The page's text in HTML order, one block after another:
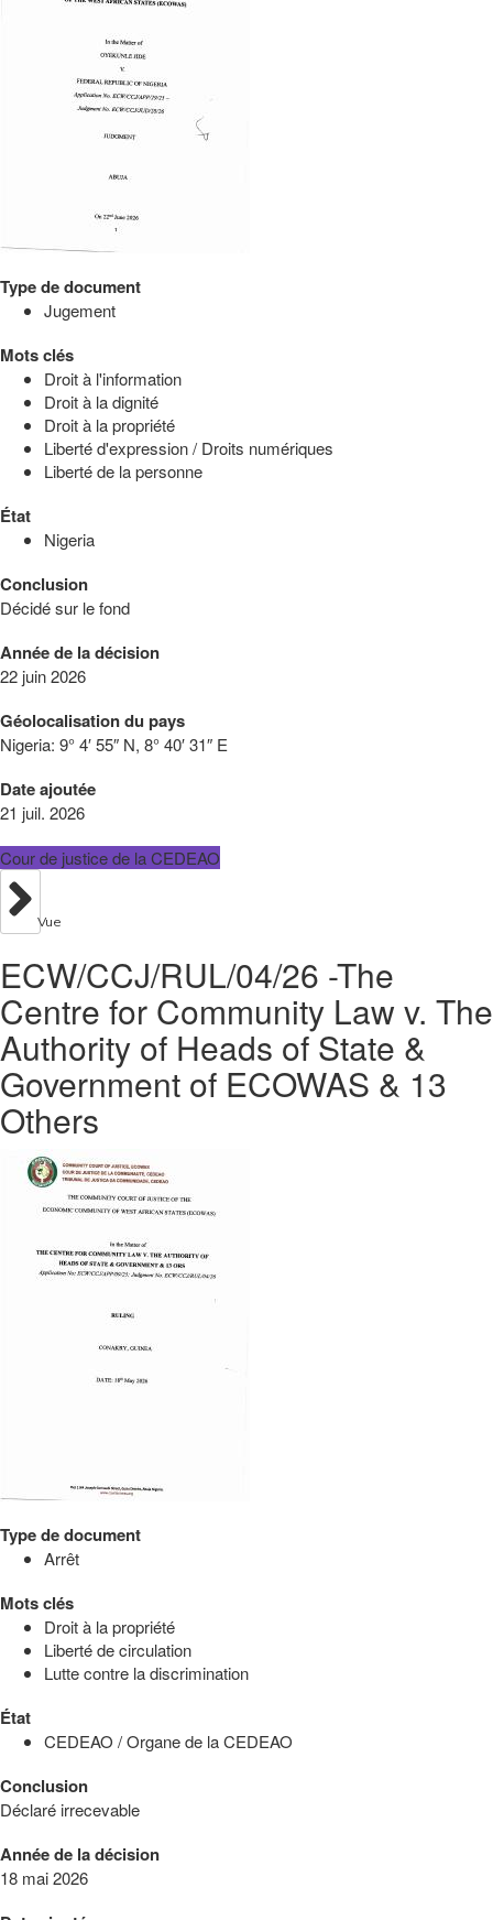
Type de document
Jugement
Mots clés
Droit à l'information
Droit à la dignité
Droit à la propriété
Liberté d'expression / Droits numériques
Liberté de la personne
État
Nigeria
Conclusion
Décidé sur le fond
Année de la décision
22 juin 2026
Géolocalisation du pays
Nigeria: 9° 4′ 55″ N, 8° 40′ 31″ E
Date ajoutée
21 juil. 2026
Cour de justice de la CEDEAO
Vue
ECW/CCJ/RUL/04/26 -The
Centre for Community Law v. The
Authority of Heads of State &
Government of ECOWAS & 13
Others
Type de document
Arrêt
Mots clés
Droit à la propriété
Liberté de circulation
Lutte contre la discrimination
État
CEDEAO / Organe de la CEDEAO
Conclusion
Déclaré irrecevable
Année de la décision
18 mai 2026